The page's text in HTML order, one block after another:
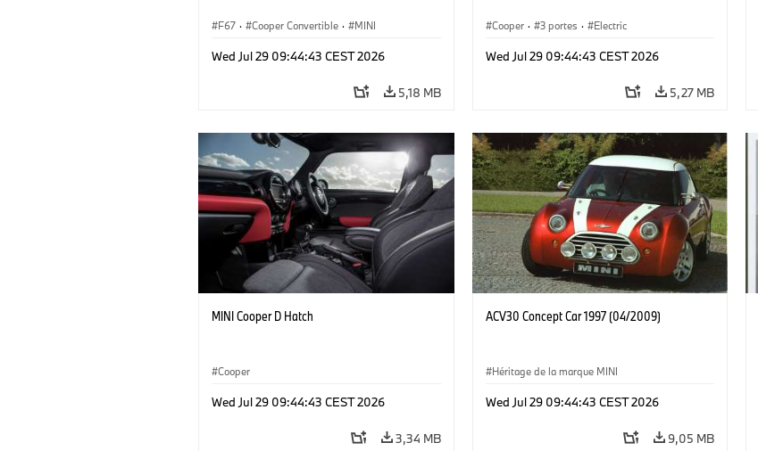
F67 · Cooper Convertible · MINI
Wed Jul 29 09:44:43 CEST 2026
5,18 MB
Cooper · 3 portes · Electric
Wed Jul 29 09:44:43 CEST 2026
5,27 MB
MINI Cooper D Hatch
Cooper
Wed Jul 29 09:44:43 CEST 2026
3,34 MB
ACV30 Concept Car 1997 (04/2009)
Héritage de la marque MINI
Wed Jul 29 09:44:43 CEST 2026
9,05 MB